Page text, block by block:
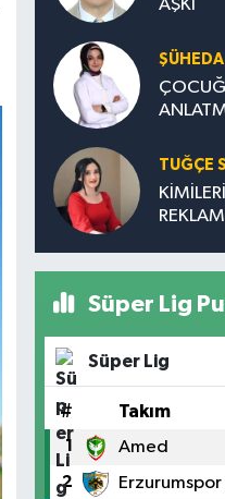
AŞKI
TUĞÇE
Süper Lig
Süper Lig
# Takım
1 Amed
2 Erzurumspor